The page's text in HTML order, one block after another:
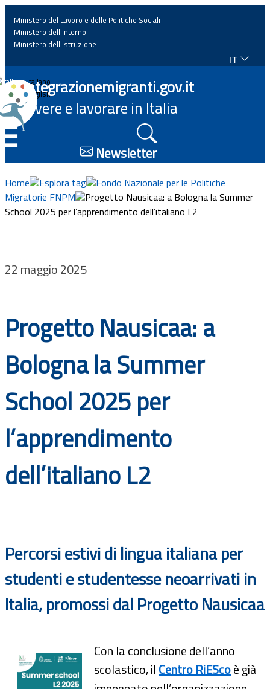
Home
News
Approfondimenti
Eventi
Normativa
Bandi
Guide
Ministero del Lavoro e delle Politiche Sociali
Ministero dell'interno
Ministero dell'istruzione
IT
Italiano
English
Integrazionemigranti.gov.it
Vivere e lavorare in Italia
Newsletter
Home Esplora tag
Fondo Nazionale per le Politiche
Migratorie FNPM
Progetto Nausicaa: a Bologna la Summer
School 2025 per l’apprendimento dell’italiano L2
22 maggio 2025
Progetto Nausicaa: a
Bologna la Summer
School 2025 per
l’apprendimento
dell’italiano L2
Percorsi estivi di lingua italiana per
studenti e studentesse neoarrivati in
Italia, promossi dal Progetto Nausicaa
Con la conclusione dell’anno
scolastico, ilCentro RiEScoè già